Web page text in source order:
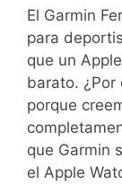
El Garmin
para
que un
barato. ¿Por
porque
que Garmin
el Apple